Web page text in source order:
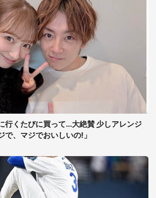
行くたびに買って...大絶賛 少しアレンジ
で、マジでおいしいの!」